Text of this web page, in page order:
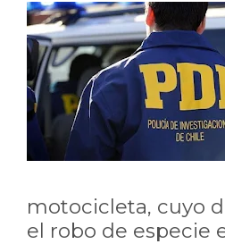
motocicleta, cuyo
el robo de especie